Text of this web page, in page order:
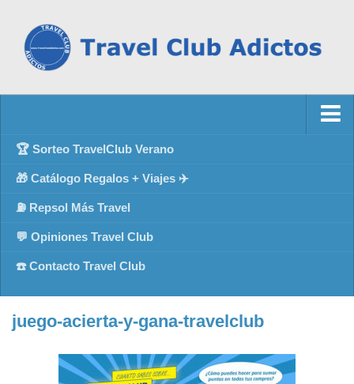
🏆 Sorteo TravelClub Verano
🎁 Catálogo Regalos + Viajes ✈️
⛽ Repsol Más Travel
💬 Opiniones Travel Club
☎️ Contacto Travel Club
juego-acierta-y-gana-travelclub